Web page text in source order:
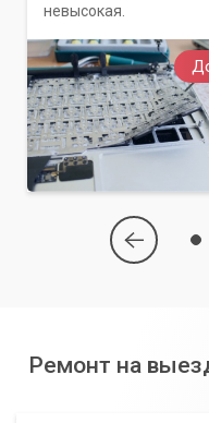
невысокая.
Ремонт на